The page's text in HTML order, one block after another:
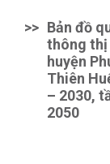
>> Bản đồ
thông thị
huyện
Thiên
– 2030,
2050